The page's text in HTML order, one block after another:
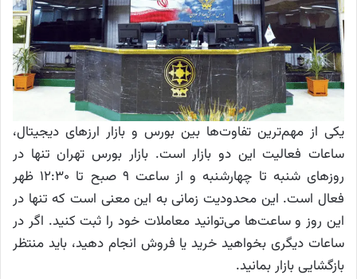
یکی از مهم‌ترین تفاوت‌ها بین بورس و بازار ارز‌های دیجیتال،
ساعات فعالیت این دو بازار است. بازار بورس تهران تنها در
روز‌های شنبه تا چهارشنبه و از ساعت ۹ صبح تا ۱۲:۳۰ ظهر
فعال است. این محدودیت زمانی به این معنی است که تنها در
این روز و ساعت‌ها می‌توانید معاملات خود را ثبت کنید. اگر در
ساعات دیگری بخواهید خرید یا فروش انجام دهید، باید منتظر
بازگشایی بازار بمانید.